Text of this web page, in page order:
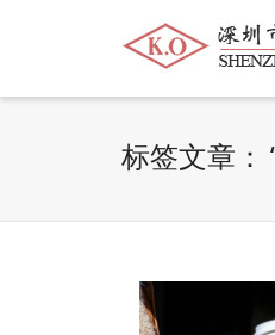
帮我查找新
标签文章：